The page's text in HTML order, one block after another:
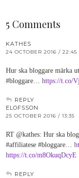
5 Comments
KATHES
24 OCTOBER 2016 / 22:45
Hur ska bloggare märka
#bloggare… https://t.co/
REPLY
ELOFSSON
25 OCTOBER 2016 / 13:35
RT @kathes: Hur ska
#affiliatese #bloggare…
https://t.co/m8OkuqDcyE
REPLY